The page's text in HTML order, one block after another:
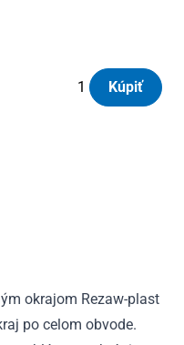
Kúpiť
okrajom Rezaw-plast
po celom obvode.